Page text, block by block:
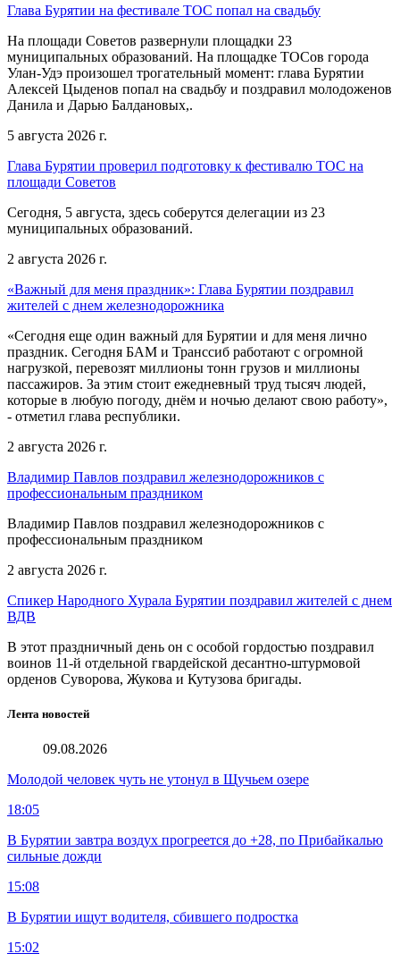
Глава Бурятии на фестивале ТОС попал на свадьбу
На площади Советов развернули площадки 23
муниципальных образований. На площадке ТОСов города
Улан-Удэ произошел трогательный момент: глава Бурятии
Алексей Цыденов попал на свадьбу и поздравил молодоженов
Данила и Дарью Балдановых,.
5 августа 2026 г.
Глава Бурятии проверил подготовку к фестивалю ТОС на
площади Советов
Сегодня, 5 августа, здесь соберутся делегации из 23
муниципальных образований.
2 августа 2026 г.
«Важный для меня праздник»: Глава Бурятии поздравил
жителей с днем железнодорожника
«Сегодня еще один важный для Бурятии и для меня лично
праздник. Сегодня БАМ и Транссиб работают с огромной
нагрузкой, перевозят миллионы тонн грузов и миллионы
пассажиров. За этим стоит ежедневный труд тысяч людей,
которые в любую погоду, днём и ночью делают свою работу»,
- отметил глава республики.
2 августа 2026 г.
Владимир Павлов поздравил железнодорожников с
профессиональным праздником
Владимир Павлов поздравил железнодорожников с
профессиональным праздником
2 августа 2026 г.
Спикер Народного Хурала Бурятии поздравил жителей с днем
ВДВ
В этот праздничный день он с особой гордостью поздравил
воинов 11-й отдельной гвардейской десантно-штурмовой
орденов Суворова, Жукова и Кутузова бригады.
Лента новостей
09.08.2026
Молодой человек чуть не утонул в Щучьем озере
18:05
В Бурятии завтра воздух прогреется до +28, по Прибайкалью
сильные дожди
15:08
В Бурятии ищут водителя, сбившего подростка
15:02